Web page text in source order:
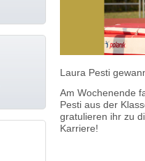
Laura Pesti
Am Wochenende
Pesti aus der
gratulieren ihr zu
Karriere!